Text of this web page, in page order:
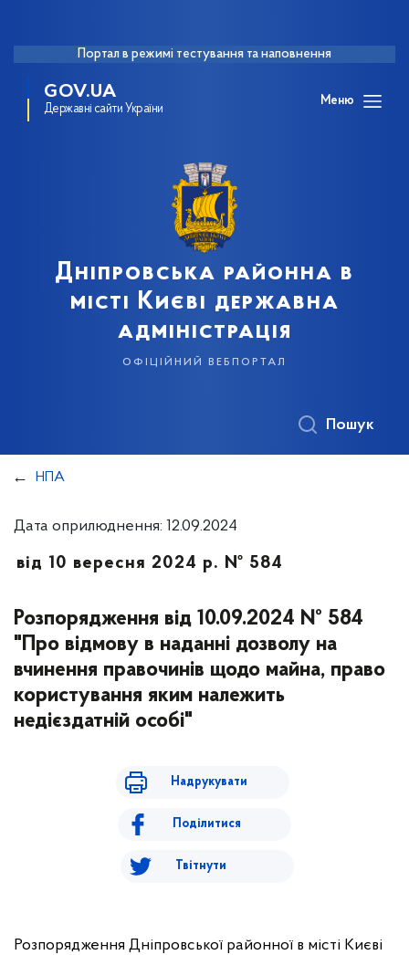
Портал в режимі тестування та наповнення
GOV.UA
Державні сайти України
Меню
Дніпровська районна в
місті Києві державна
адміністрація
офіційний вебпортал
Пошук
НПА
Дата оприлюднення: 12.09.2024
від 10 вересня 2024 р. № 584
Розпорядження від 10.09.2024 № 584
"Про відмову в наданні дозволу на
вчинення правочинів щодо майна, право
користування яким належить
недієздатній особі"
Надрукувати
Поділитися
Твітнути
Розпорядження Дніпровської районної в місті Києві